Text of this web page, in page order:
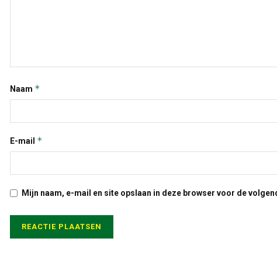
Naam *
E-mail *
Mijn naam, e-mail en site opslaan in deze browser voor de